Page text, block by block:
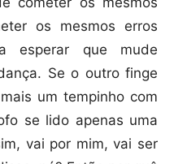
os mesmos erros
esperar que mude
Se o outro finge
um tempinho com
se lido apenas uma
vai por mim, vai ser